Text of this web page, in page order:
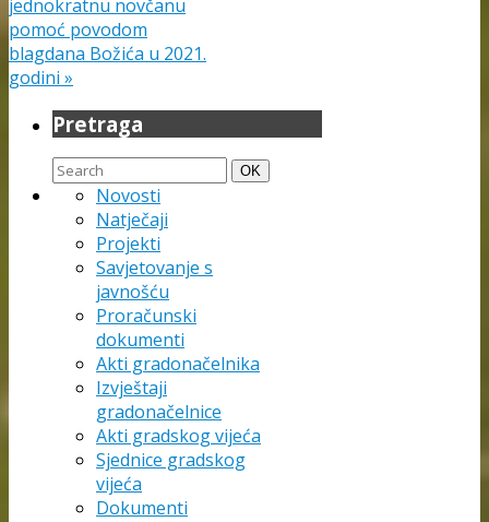
jednokratnu novčanu
pomoć povodom
blagdana Božića u 2021.
godini »
Pretraga
Search
for:
Search
OK
Novosti
Natječaji
Projekti
Savjetovanje s
javnošću
Proračunski
dokumenti
Akti gradonačelnika
Izvještaji
gradonačelnice
Akti gradskog vijeća
Sjednice gradskog
vijeća
Dokumenti